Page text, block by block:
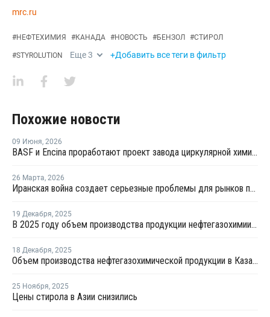
mrc.ru
#НЕФТЕХИМИЯ #КАНАДА #НОВОСТЬ #БЕНЗОЛ #СТИРОЛ
#STYROLUTION Еще3 +Добавить все теги в фильтр
Похожие новости
09 Июня, 2026
BASF и Encina проработают проект завода циркулярной химии в США
26 Марта, 2026
Иранская война создает серьезные проблемы для рынков полимеров
19 Декабря, 2025
В 2025 году объем производства продукции нефтегазохимии в Казахстане вырос на 12%
18 Декабря, 2025
Объем производства нефтегазохимической продукции в Казахстане увеличился на 12%
25 Ноября, 2025
Цены стирола в Азии снизились